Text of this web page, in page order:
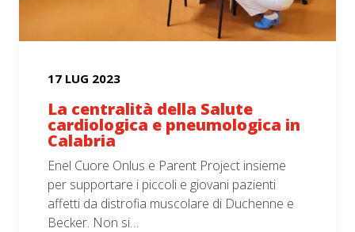
17 LUG 2023
La centralità della Salute
cardiologica e pneumologica in
Calabria
Enel Cuore Onlus e Parent Project insieme
per supportare i piccoli e giovani pazienti
affetti da distrofia muscolare di Duchenne e
Becker. Non si…